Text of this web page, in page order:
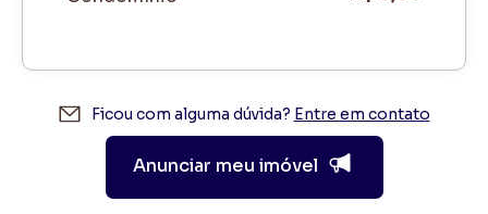
Ficou com alguma dúvida? Entre em contato
Anunciar meu imóvel